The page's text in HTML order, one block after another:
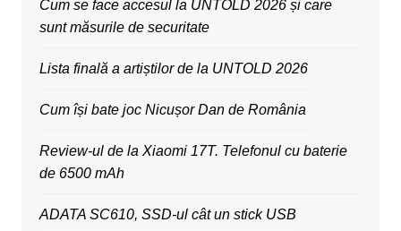
Cum se face accesul la UNTOLD 2026 și care
sunt măsurile de securitate
Lista finală a artiștilor de la UNTOLD 2026
Cum își bate joc Nicușor Dan de România
Review-ul de la Xiaomi 17T. Telefonul cu baterie
de 6500 mAh
ADATA SC610, SSD-ul cât un stick USB